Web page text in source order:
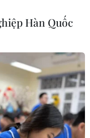
Đi
giá
Hàn Quốc